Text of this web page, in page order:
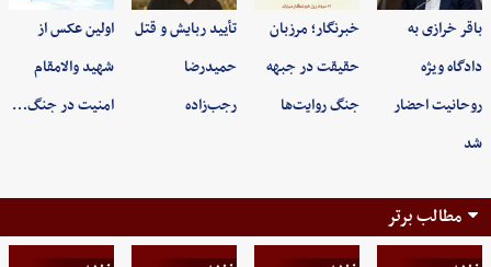
باقر خرازی به
دادگاه ویژه
روحانیت احضار
شد
خبرنگار؛ مرزبان
حقیقت در جبهه
جنگ روایت‌ها
تأیید ربایش و قتل
حمیدرضا
رجب‌زاده
اولین عکس از
شهید والامقام
امنیت در جنگ…
مطالب برتر